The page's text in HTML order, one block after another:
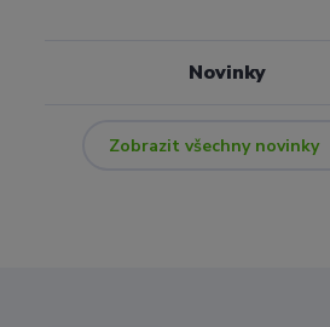
Novinky
Zobrazit všechny novinky